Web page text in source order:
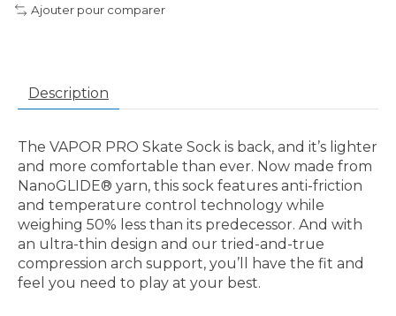
Ajouter pour comparer
Description
The VAPOR PRO Skate Sock is back, and it’s lighter
and more comfortable than ever. Now made from
NanoGLIDE® yarn, this sock features anti-friction
and temperature control technology while
weighing 50% less than its predecessor. And with
an ultra-thin design and our tried-and-true
compression arch support, you’ll have the fit and
feel you need to play at your best.